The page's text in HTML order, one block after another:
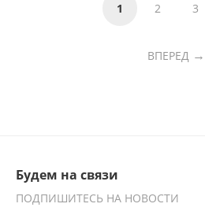
1 2 3
ВПЕРЕД
Будем на связи
ПОДПИШИТЕСЬ НА НОВОСТИ